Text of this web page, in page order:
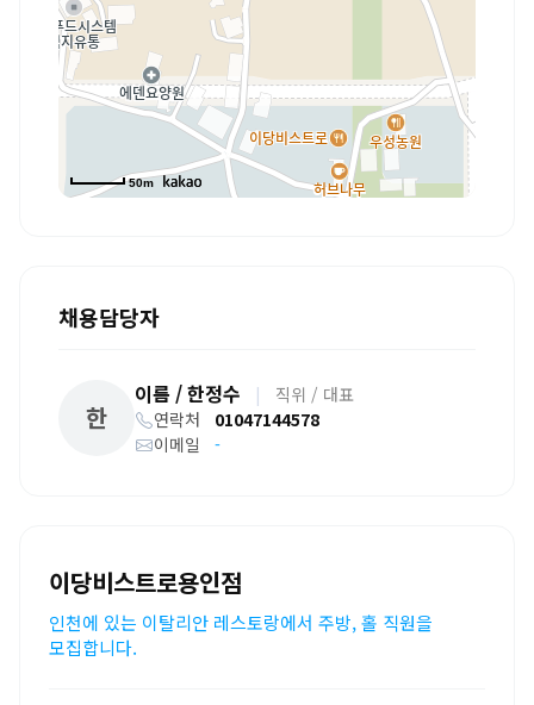
50m
채용담당자
한
이름 / 한정수 |
직위 / 대표
연락처 01047144578
이메일 -
이당비스트로용인점
인천에 있는 이탈리안 레스토랑에서 주방, 홀 직원을
모집합니다.